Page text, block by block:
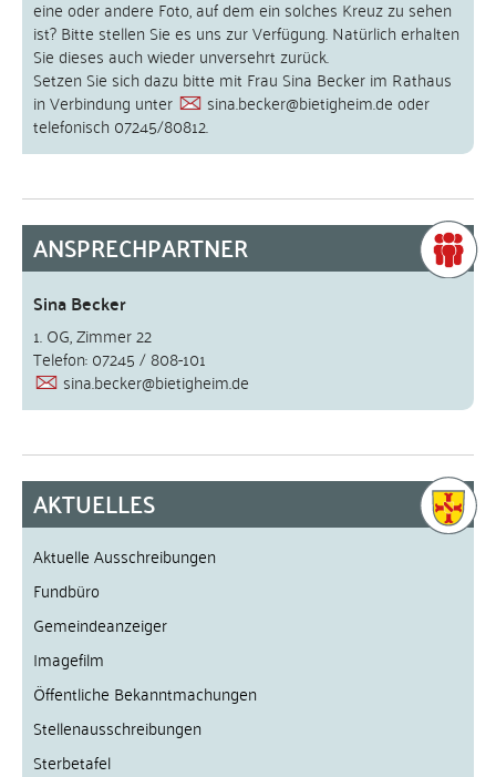
eine oder andere Foto, auf dem ein solches Kreuz zu sehen
ist? Bitte stellen Sie es uns zur Verfügung. Natürlich erhalten
Sie dieses auch wieder unversehrt zurück.
Setzen Sie sich dazu bitte mit Frau Sina Becker im Rathaus
in Verbindung unter
sina.becker@bietigheim.deoder
telefonisch 07245/80812.
ANSPRECHPARTNER
Sina Becker
1. OG, Zimmer 22
Telefon: 07245 / 808-101
sina.becker@bietigheim.de
AKTUELLES
Aktuelle Ausschreibungen
Fundbüro
Gemeindeanzeiger
Imagefilm
Öffentliche Bekanntmachungen
Stellenausschreibungen
Sterbetafel